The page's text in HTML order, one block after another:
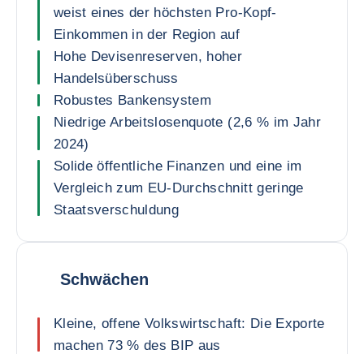
weist eines der höchsten Pro-Kopf-
Einkommen in der Region auf
Hohe Devisenreserven, hoher
Handelsüberschuss
Robustes Bankensystem
Niedrige Arbeitslosenquote (2,6 % im Jahr
2024)
Solide öffentliche Finanzen und eine im
Vergleich zum EU-Durchschnitt geringe
Staatsverschuldung
Schwächen
Kleine, offene Volkswirtschaft: Die Exporte
machen 73 % des BIP aus